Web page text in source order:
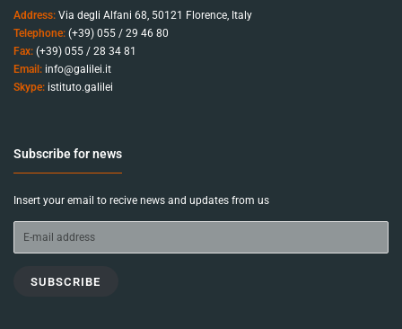
Address: Via degli Alfani 68, 50121 Florence, Italy
Telephone: (+39) 055 / 29 46 80
Fax: (+39) 055 / 28 34 81
Email: info@galilei.it
Skype: istituto.galilei
Subscribe for news
Insert your email to recive news and updates from us
SUBSCRIBE